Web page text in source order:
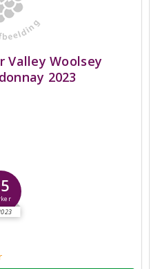
Valley Woolsey
2023